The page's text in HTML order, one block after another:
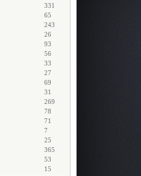
331
65
243
26
93
56
33
27
69
31
269
78
71
7
25
365
53
15